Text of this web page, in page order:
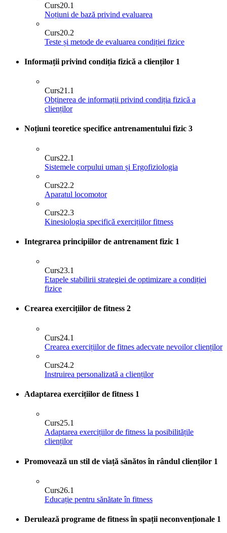
Curs20.1
Noțiuni de bază privind evaluarea
Curs20.2
Teste și metode de evaluarea condiției fizice
Informații privind condiția fizică a clienților 1
Curs21.1
Obținerea de informații privind condiția fizică a
clienților
Noțiuni teoretice specifice antrenamentului fizic 3
Curs22.1
Sistemele corpului uman și Ergofiziologia
Curs22.2
Aparatul locomotor
Curs22.3
Kinesiologia specifică exercițiilor fitness
Integrarea principiilor de antrenament fizic 1
Curs23.1
Etapele stabilirii strategiei de optimizare a condiției
fizice
Crearea exercițiilor de fitness 2
Curs24.1
Crearea exercițiilor de fitnes adecvate nevoilor clienților
Curs24.2
Instruirea personalizată a clienților
Adaptarea exercițiilor de fitness 1
Curs25.1
Adaptarea exercițiilor de fitness la posibilitățile
clienților
Promovează un stil de viață sănătos în rândul clienților 1
Curs26.1
Educație pentru sănătate în fitness
Derulează programe de fitness în spații neconvenționale 1